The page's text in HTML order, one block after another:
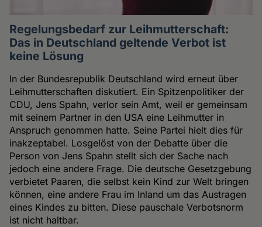
Regelungsbedarf zur Leihmutterschaft:
Das in Deutschland geltende Verbot ist
keine Lösung
In der Bundesrepublik Deutschland wird erneut über
Leihmutterschaften diskutiert. Ein Spitzenpolitiker der
CDU, Jens Spahn, verlor sein Amt, weil er gemeinsam
mit seinem Partner in den USA eine Leihmutter in
Anspruch genommen hatte. Seine Partei hielt dies für
inakzeptabel. Losgelöst von der Debatte über die
Person von Jens Spahn stellt sich der Sache nach
jedoch eine andere Frage. Die deutsche Gesetzgebung
verbietet Paaren, die selbst kein Kind zur Welt bringen
können, eine andere Frau im Inland um das Austragen
eines Kindes zu bitten. Diese pauschale Verbotsnorm
ist nicht haltbar.